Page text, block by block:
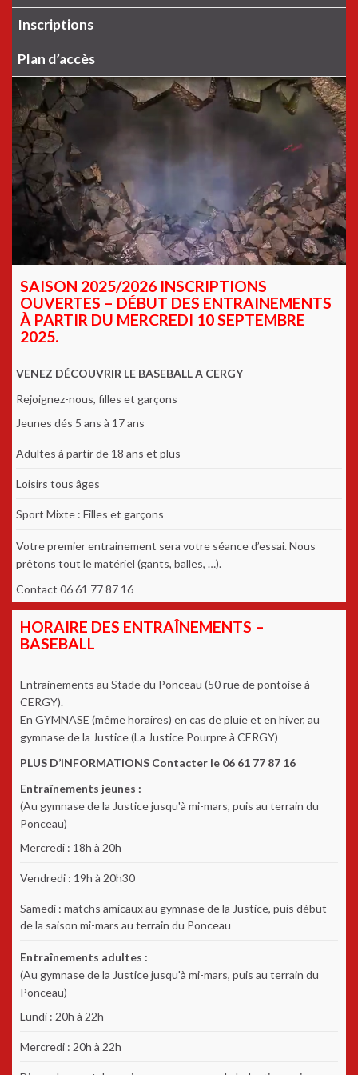
Inscriptions
Plan d’accès
SAISON 2025/2026 INSCRIPTIONS
OUVERTES – DÉBUT DES ENTRAINEMENTS
À PARTIR DU MERCREDI 10 SEPTEMBRE
2025.
VENEZ DÉCOUVRIR LE BASEBALL A CERGY
Rejoignez-nous, filles et garçons
Jeunes dés 5 ans à 17 ans
Adultes à partir de 18 ans et plus
Loisirs tous âges
Sport Mixte : Filles et garçons
Votre premier entrainement sera votre séance d’essai. Nous
prêtons tout le matériel (gants, balles, …).
Contact 06 61 77 87 16
HORAIRE DES ENTRAÎNEMENTS –
BASEBALL
Entrainements au Stade du Ponceau (50 rue de pontoise à
CERGY).
En GYMNASE (même horaires) en cas de pluie et en hiver, au
gymnase de la Justice (La Justice Pourpre à CERGY)
PLUS D’INFORMATIONS Contacter le 06 61 77 87 16
Entraînements jeunes :
(Au gymnase de la Justice jusqu'à mi-mars, puis au terrain du
Ponceau)
Mercredi : 18h à 20h
Vendredi : 19h à 20h30
Samedi : matchs amicaux au gymnase de la Justice, puis début
de la saison mi-mars au terrain du Ponceau
Entraînements adultes :
(Au gymnase de la Justice jusqu'à mi-mars, puis au terrain du
Ponceau)
Lundi : 20h à 22h
Mercredi : 20h à 22h